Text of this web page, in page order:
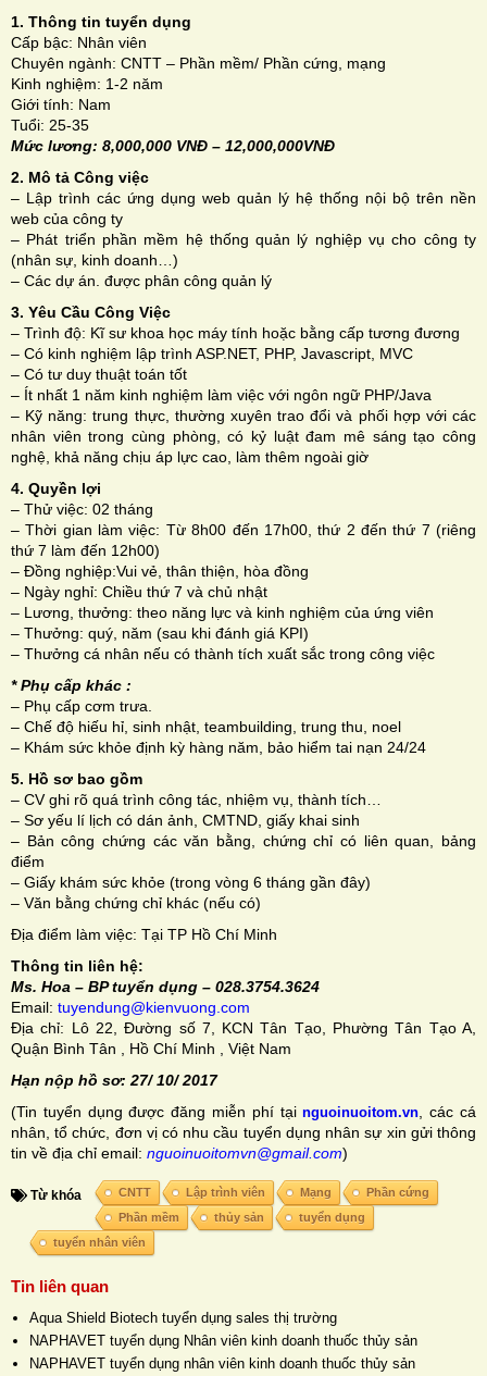
1. Thông tin tuyển dụng
Cấp bậc: Nhân viên
Chuyên ngành: CNTT – Phần mềm/ Phần cứng, mạng
Kinh nghiệm: 1-2 năm
Giới tính: Nam
Tuổi: 25-35
Mức lương: 8,000,000 VNĐ – 12,000,000VNĐ
2. Mô tả Công việc
– Lập trình các ứng dụng web quản lý hệ thống nội bộ trên nền
web của công ty
– Phát triển phần mềm hệ thống quản lý nghiệp vụ cho công ty
(nhân sự, kinh doanh…)
– Các dự án. được phân công quản lý
3. Yêu Cầu Công Việc
– Trình độ: Kĩ sư khoa học máy tính hoặc bằng cấp tương đương
– Có kinh nghiệm lập trình ASP.NET, PHP, Javascript, MVC
– Có tư duy thuật toán tốt
– Ít nhất 1 năm kinh nghiệm làm việc với ngôn ngữ PHP/Java
– Kỹ năng: trung thực, thường xuyên trao đổi và phối hợp với các
nhân viên trong cùng phòng, có kỷ luật đam mê sáng tạo công
nghệ, khả năng chịu áp lực cao, làm thêm ngoài giờ
4. Quyền lợi
– Thử việc: 02 tháng
– Thời gian làm việc: Từ 8h00 đến 17h00, thứ 2 đến thứ 7 (riêng
thứ 7 làm đến 12h00)
– Đồng nghiệp:Vui vẻ, thân thiện, hòa đồng
– Ngày nghỉ: Chiều thứ 7 và chủ nhật
– Lương, thưởng: theo năng lực và kinh nghiệm của ứng viên
– Thưởng: quý, năm (sau khi đánh giá KPI)
– Thưởng cá nhân nếu có thành tích xuất sắc trong công việc
* Phụ cấp khác :
– Phụ cấp cơm trưa.
– Chế độ hiếu hỉ, sinh nhật, teambuilding, trung thu, noel
– Khám sức khỏe định kỳ hàng năm, bảo hiểm tai nạn 24/24
5. Hồ sơ bao gồm
– CV ghi rõ quá trình công tác, nhiệm vụ, thành tích…
– Sơ yếu lí lịch có dán ảnh, CMTND, giấy khai sinh
– Bản công chứng các văn bằng, chứng chỉ có liên quan, bảng
điểm
– Giấy khám sức khỏe (trong vòng 6 tháng gần đây)
– Văn bằng chứng chỉ khác (nếu có)
Địa điểm làm việc: Tại TP Hồ Chí Minh
Thông tin liên hệ:
Ms. Hoa – BP tuyển dụng – 028.3754.3624
Email: tuyendung@kienvuong.com
Địa chỉ: Lô 22, Đường số 7, KCN Tân Tạo, Phường Tân Tạo A,
Quận Bình Tân , Hồ Chí Minh , Việt Nam
Hạn nộp hồ sơ: 27/ 10/ 2017
(Tin tuyển dụng được đăng miễn phí tạinguoinuoitom.vn , các cá
nhân, tổ chức, đơn vị có nhu cầu tuyển dụng nhân sự xin gửi thông
tin về địa chỉ email: nguoinuoitomvn@gmail.com)
Từ khóa CNTT Lập trình viên Mạng
Phần cứng
Phần mềm
thủy sản
tuyển dụng
tuyển nhân viên
Tin liên quan
Aqua Shield Biotech tuyển dụng sales thị trường
NAPHAVET tuyển dụng Nhân viên kinh doanh thuốc thủy sản
NAPHAVET tuyển dụng nhân viên kinh doanh thuốc thủy sản